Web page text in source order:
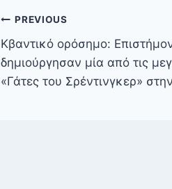
Πλοήγηση
άρθρων
PREVIOUS
Κβαντικό ορόσημο:
δημιούργησαν μία από τις
«Γάτες του Σρέντινγκερ»